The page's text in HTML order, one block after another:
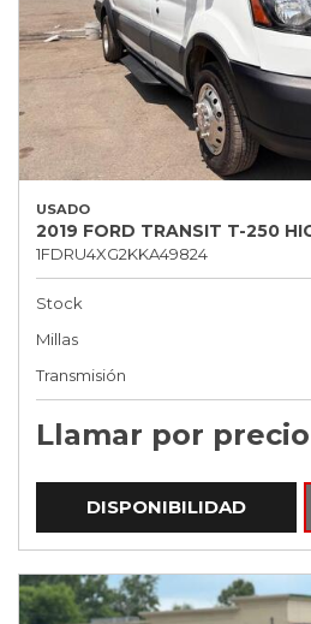
USADO
2019 FORD TRANSIT T-250
1FDRU4XG2KKA49824
Stock
Millas
Transmisión
Llamar por precio
DISPONIBILIDAD